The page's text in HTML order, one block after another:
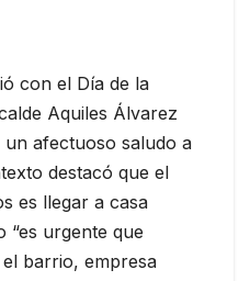
con el Día de la
Aquiles Álvarez
afectuoso saludo a
destacó que el
es llegar a casa
“es urgente que
barrio, empresa